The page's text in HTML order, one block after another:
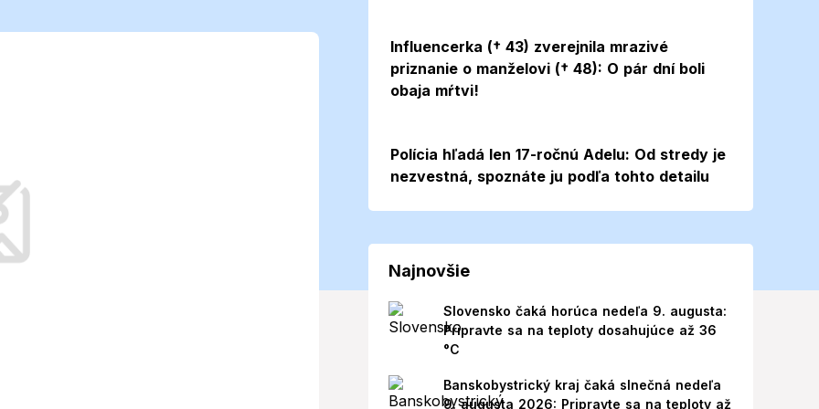
na 20
Žarnovice prevažne jasnú oblohu,
aj menej viditeľným vplyvom, ktoré
Influencerka († 43) zverejnila mrazivé
priznanie o manželovi († 48): O pár dní boli
obaja mŕtvi!
Polícia hľadá len 17-ročnú Adelu: Od stredy je
nezvestná, spoznáte ju podľa tohto detailu
Najnovšie
Slovensko čaká horúca nedeľa 9. augusta:
Pripravte sa na teploty dosahujúce až 36
°C
Banskobystrický kraj čaká slnečná nedeľa
9. augusta 2026: Pripravte sa na teploty až